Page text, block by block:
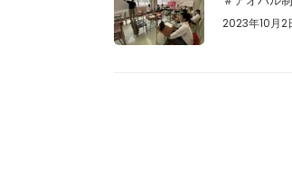
2023年10月2